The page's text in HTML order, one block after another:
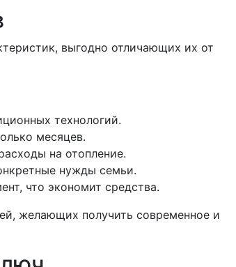
выгодно отличающих их от
технологий.
месяцев.
на отопление.
нужды семьи.
что экономит средства.
желающих получить современное и